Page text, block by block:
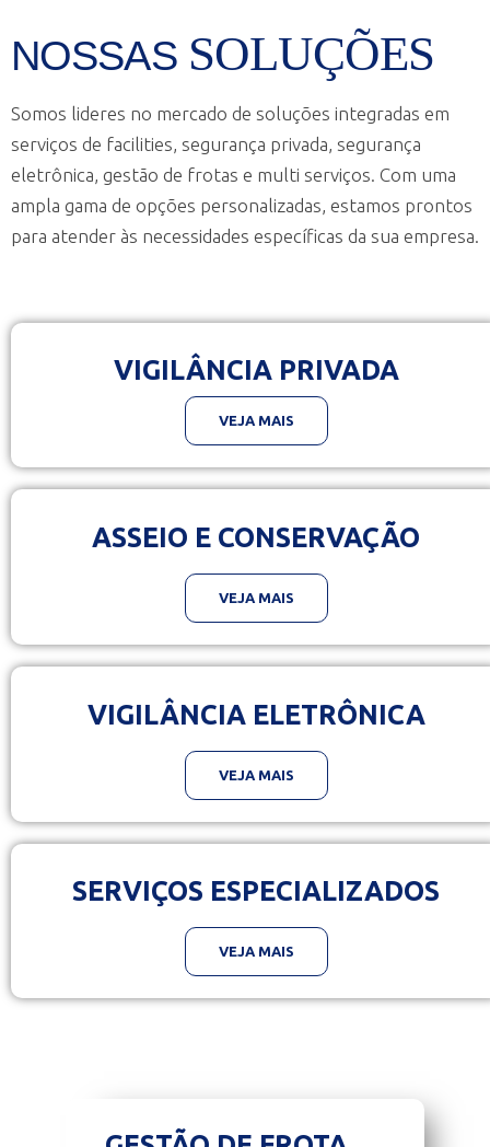
NOSSAS SOLUÇÕES
Somos lideres no mercado de soluções integradas em
serviços de facilities, segurança privada, segurança
eletrônica, gestão de frotas e multi serviços. Com uma
ampla gama de opções personalizadas, estamos prontos
para atender às necessidades específicas da sua empresa.
VIGILÂNCIA PRIVADA
VEJA MAIS
ASSEIO E CONSERVAÇÃO
VEJA MAIS
VIGILÂNCIA ELETRÔNICA
VEJA MAIS
SERVIÇOS ESPECIALIZADOS
VEJA MAIS